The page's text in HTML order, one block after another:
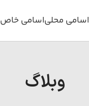
اسامی محلیاسامی خاص
وبلاگ